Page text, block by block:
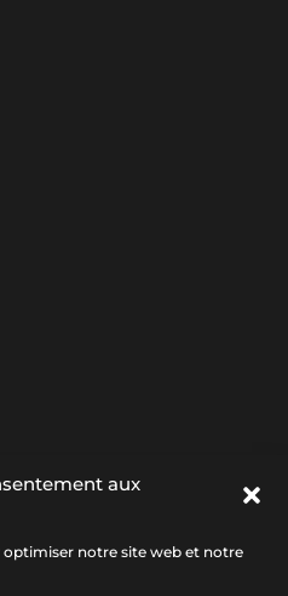
aux
notre site web et notre